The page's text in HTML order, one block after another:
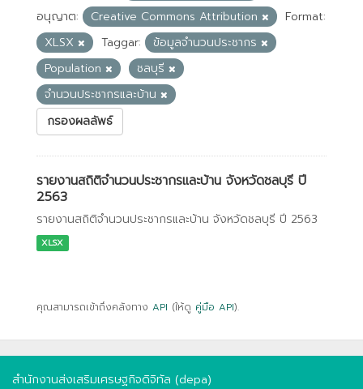
อนุญาต:
Creative Commons Attribution
Format:
XLSX
Taggar:
ข้อมูลจำนวนประชากร
Population
ชลบุรี
จำนวนประชากรและบ้าน
กรองผลลัพธ์
รายงานสถิติจำนวนประชากรและบ้าน จังหวัดชลบุรี ปี
2563
รายงานสถิติจำนวนประชากรและบ้าน จังหวัดชลบุรี ปี 2563
XLSX
คุณสามารถเข้าถึงคลังทาง API (ให้ดู คู่มือ API).
สำนักงานส่งเสริมเศรษฐกิจดิจิทัล (depa)